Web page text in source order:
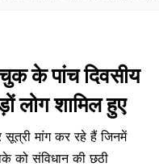
के पांच दिवसीय
लोग शामिल हुए
मांग कर रहे हैं जिनमें
को संविधान की छठी